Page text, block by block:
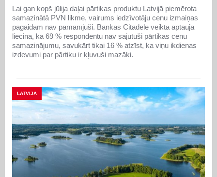
Lai gan kopš jūlija daļai pārtikas produktu Latvijā piemērota
samazinātā PVN likme, vairums iedzīvotāju cenu izmaiņas
pagaidām nav pamanījuši. Bankas Citadele veiktā aptauja
liecina, ka 69 % respondentu nav sajutuši pārtikas cenu
samazinājumu, savukārt tikai 16 % atzīst, ka viņu ikdienas
izdevumi par pārtiku ir kļuvuši mazāki.
LATVIJA